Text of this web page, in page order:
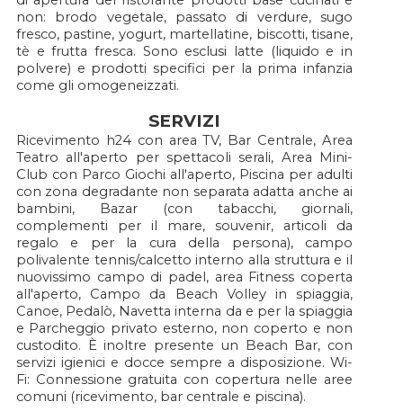
non: brodo vegetale, passato di verdure, sugo
fresco, pastine, yogurt, martellatine, biscotti, tisane,
tè e frutta fresca. Sono esclusi latte (liquido e in
polvere) e prodotti specifici per la prima infanzia
come gli omogeneizzati.
SERVIZI
Ricevimento h24 con area TV, Bar Centrale, Area
Teatro all'aperto per spettacoli serali, Area Mini-
Club con Parco Giochi all'aperto, Piscina per adulti
con zona degradante non separata adatta anche ai
bambini, Bazar (con tabacchi, giornali,
complementi per il mare, souvenir, articoli da
regalo e per la cura della persona), campo
polivalente tennis/calcetto interno alla struttura e il
nuovissimo campo di padel, area Fitness coperta
all'aperto, Campo da Beach Volley in spiaggia,
Canoe, Pedalò, Navetta interna da e per la spiaggia
e Parcheggio privato esterno, non coperto e non
custodito. È inoltre presente un Beach Bar, con
servizi igienici e docce sempre a disposizione. Wi-
Fi: Connessione gratuita con copertura nelle aree
comuni (ricevimento, bar centrale e piscina).